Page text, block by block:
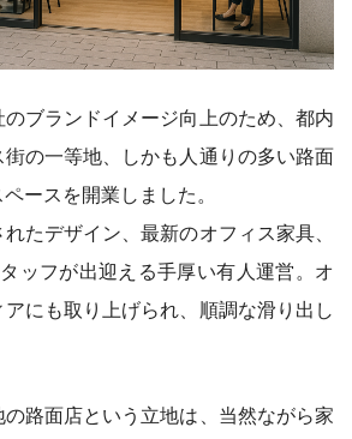
ブランドイメージ向上のため、都内
の一等地、しかも人通りの多い路面
ースを開業しました。
たデザイン、最新のオフィス家具、
ッフが出迎える手厚い有人運営。オ
にも取り上げられ、順調な滑り出し
路面店という立地は、当然ながら家